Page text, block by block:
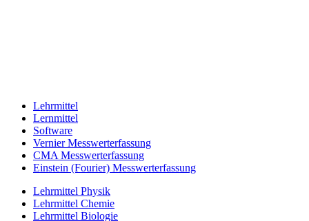
Lehrmittel
Lernmittel
Software
Vernier Messwerterfassung
CMA Messwerterfassung
Einstein (Fourier) Messwerterfassung
Lehrmittel Physik
Lehrmittel Chemie
Lehrmittel Biologie